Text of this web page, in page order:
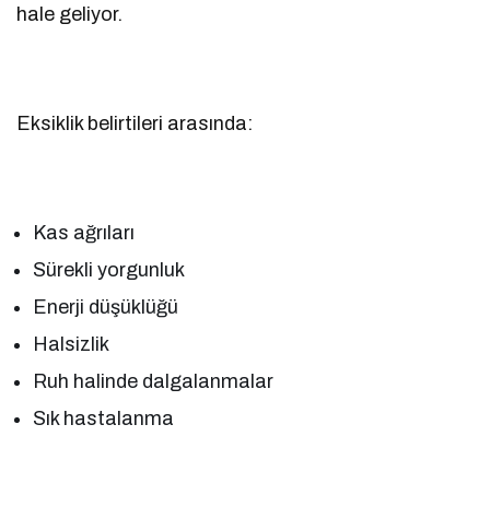
hale geliyor.
Eksiklik belirtileri arasında:
Kas ağrıları
Sürekli yorgunluk
Enerji düşüklüğü
Halsizlik
Ruh halinde dalgalanmalar
Sık hastalanma